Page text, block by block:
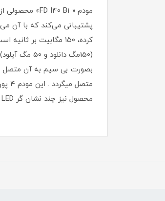
کرده، ۱۵۰ مگابیت
بصورت بی سیم به آن متصل
محصول نیز چند نشان گر LED وجود دارد که می تواند اطلاعات دقیقی از وضعیت مودم و میزان آنتن دهی را ارائه کنند.